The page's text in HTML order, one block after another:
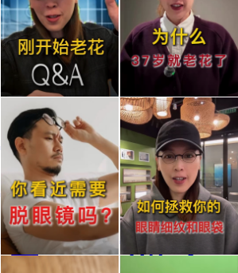
老花
了，
是不
是不
是只
有我